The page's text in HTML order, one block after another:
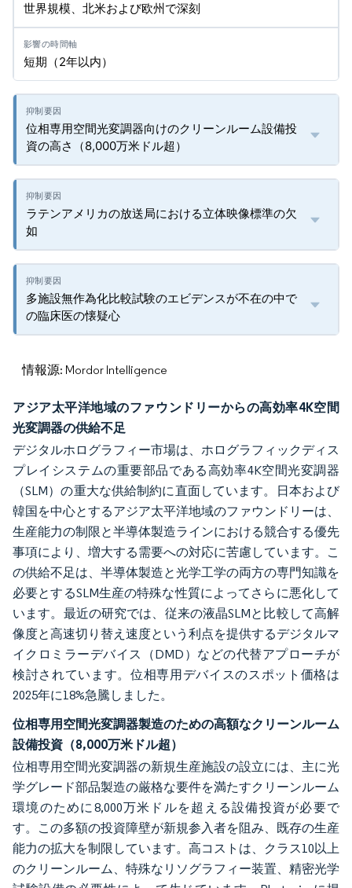
世界規模、北米および欧州で深刻
短期（2年以内）
位相専用空間光変調器向けのクリーンルーム設備投
資の高さ（8,000万米ドル超）
ラテンアメリカの放送局における立体映像標準の欠
如
多施設無作為化比較試験のエビデンスが不在の中で
の臨床医の懐疑心
情報源: Mordor Intelligence
アジア太平洋地域のファウンドリーからの高効率4K空間
光変調器の供給不足
デジタルホログラフィー市場は、ホログラフィックディス
プレイシステムの重要部品である高効率4K空間光変調器
（SLM）の重大な供給制約に直面しています。日本および
韓国を中心とするアジア太平洋地域のファウンドリーは、
生産能力の制限と半導体製造ラインにおける競合する優先
事項により、増大する需要への対応に苦慮しています。こ
の供給不足は、半導体製造と光学工学の両方の専門知識を
必要とするSLM生産の特殊な性質によってさらに悪化して
います。最近の研究では、従来の液晶SLMと比較して高解
像度と高速切り替え速度という利点を提供するデジタルマ
イクロミラーデバイス（DMD）などの代替アプローチが
検討されています。位相専用デバイスのスポット価格は
2025年に18%急騰しました。
位相専用空間光変調器製造のための高額なクリーンルーム
設備投資（8,000万米ドル超）
位相専用空間光変調器の新規生産施設の設立には、主に光
学グレード部品製造の厳格な要件を満たすクリーンルーム
環境のために8,000万米ドルを超える設備投資が必要で
す。この多額の投資障壁が新規参入者を阻み、既存の生産
能力の拡大を制限しています。高コストは、クラス10以上
のクリーンルーム、特殊なリソグラフィー装置、精密光学